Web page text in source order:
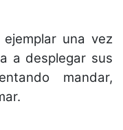
una vez
a desplegar sus
mandar,